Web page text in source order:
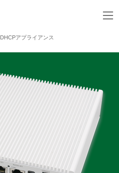
DHCPアプライアンス